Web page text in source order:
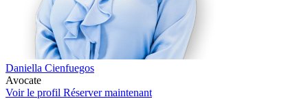
Daniella Cienfuegos
Avocate
Voir le profil Réserver maintenant